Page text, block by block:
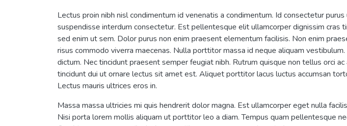
Lectus proin nibh nisl condimentum id venenatis a condimentum. Id consectetur
suspendisse interdum consectetur. Est pellentesque elit ullamcorper dignissim cras
sed enim ut sem. Dolor purus non enim praesent elementum facilisis. Non enim
risus commodo viverra maecenas. Nulla porttitor massa id neque aliquam
dictum. Nec tincidunt praesent semper feugiat nibh. Rutrum quisque non tellus orci
tincidunt dui ut ornare lectus sit amet est. Aliquet porttitor lacus luctus accumsan
Lectus mauris ultrices eros in.
Massa massa ultricies mi quis hendrerit dolor magna. Est ullamcorper eget nulla
Nisi porta lorem mollis aliquam ut porttitor leo a diam. Tempus quam pellentesque